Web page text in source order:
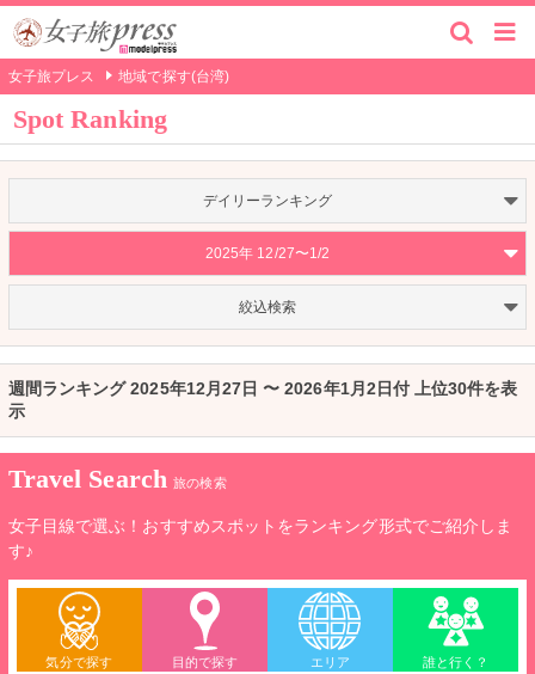
女子旅プレス 地域で探す(台湾)
Spot Ranking
デイリーランキング
2025年 12/27〜1/2
絞込検索
週間ランキング 2025年12月27日 〜 2026年1月2日付 上位30件を表
示
Travel Search 旅の検索
女子目線で選ぶ！おすすめスポットをランキング形式でご紹介しま
す♪
気分で探す 目的で探す エリア 誰と行く？